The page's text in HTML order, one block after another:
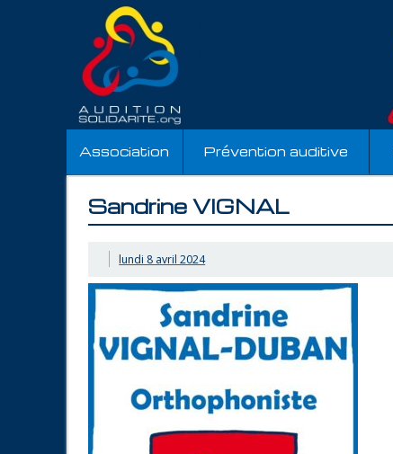
Association Prévention auditive
Sandrine VIGNAL
lundi 8 avril 2024